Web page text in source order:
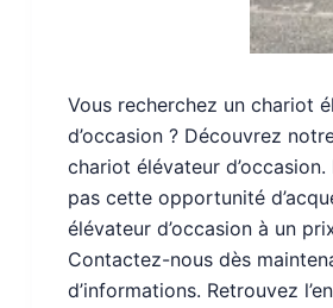
Vous recherchez un chariot
d’occasion ? Découvrez
chariot élévateur d’occasion.
pas cette opportunité
élévateur d’occasion à un
Contactez-nous dès
d’informations. Retrouvez